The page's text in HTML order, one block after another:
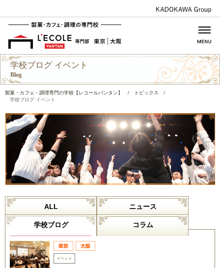
学校ブログ イベント
Blog
製菓・カフェ・調理専門の学校【レコールバンタン】 / トピックス
/
学校ブログ イベント
ALL ニュース
学校ブログ コラム
イベント